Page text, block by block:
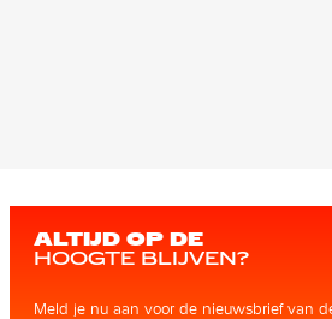
ALTIJD OP DE
HOOGTE BLIJVEN?
Meld je nu aan voor de nieuwsbrief van